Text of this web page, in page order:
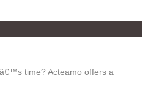
time? Acteamo offers a